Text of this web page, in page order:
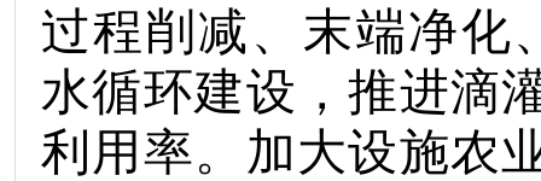
过程削减、末端净化
水循环建设，推进滴
利用率。加大设施农